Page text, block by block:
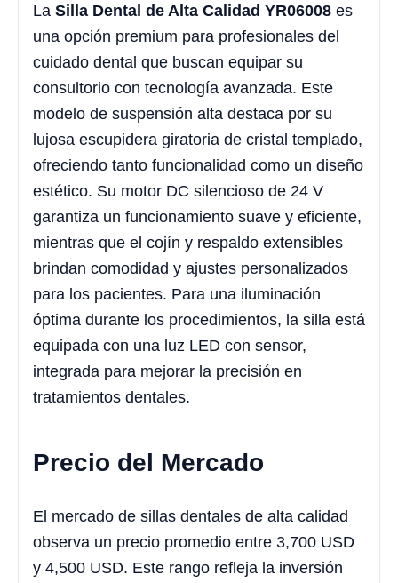
La Silla Dental de Alta Calidad YR06008 es
una opción premium para profesionales del
cuidado dental que buscan equipar su
consultorio con tecnología avanzada. Este
modelo de suspensión alta destaca por su
lujosa escupidera giratoria de cristal templado,
ofreciendo tanto funcionalidad como un diseño
estético. Su motor DC silencioso de 24 V
garantiza un funcionamiento suave y eficiente,
mientras que el cojín y respaldo extensibles
brindan comodidad y ajustes personalizados
para los pacientes. Para una iluminación
óptima durante los procedimientos, la silla está
equipada con una luz LED con sensor,
integrada para mejorar la precisión en
tratamientos dentales.
Precio del Mercado
El mercado de sillas dentales de alta calidad
observa un precio promedio entre 3,700 USD
y 4,500 USD. Este rango refleja la inversión